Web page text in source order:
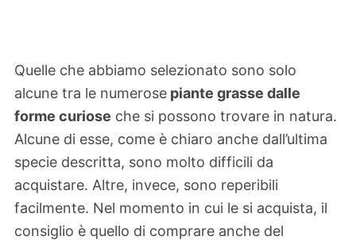
Quelle che abbiamo selezionato sono solo
alcune tra le numerose piante grasse dalle
forme curiose che si possono trovare in natura.
Alcune di esse, come è chiaro anche dall’ultima
specie descritta, sono molto difficili da
acquistare. Altre, invece, sono reperibili
facilmente. Nel momento in cui le si acquista, il
consiglio è quello di comprare anche del